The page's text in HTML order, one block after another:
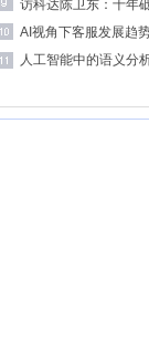
访科达陈卫东：十年
AI视角下客服发展趋
人工智能中的语义分